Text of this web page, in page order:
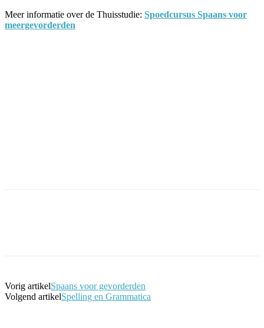
Meer informatie over de Thuisstudie: Spoedcursus Spaans voor
meergevorderden
Vorig artikelSpaans voor gevorderden
Volgend artikelSpelling en Grammatica